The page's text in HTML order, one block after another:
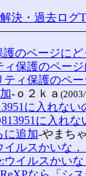
決・過去ログ
護のページに
ィ保護のペー
ティ保護のペ
-ｏ２ｋａ
に入れない
に入れ
に追加-やまち
イルスかいな．
ウイルスかいな